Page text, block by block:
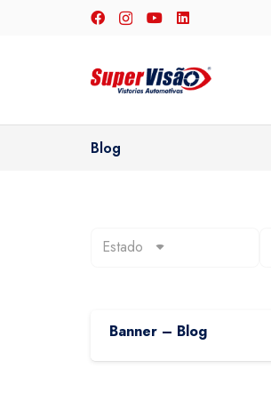
Blog
Estado
Banner – Blog